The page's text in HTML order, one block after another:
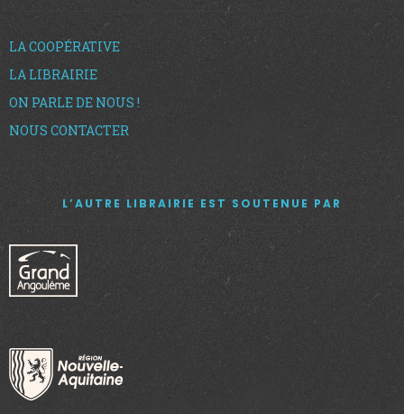
LA COOPÉRATIVE
LA LIBRAIRIE
ON PARLE DE NOUS !
NOUS CONTACTER
L’AUTRE LIBRAIRIE EST SOUTENUE PAR